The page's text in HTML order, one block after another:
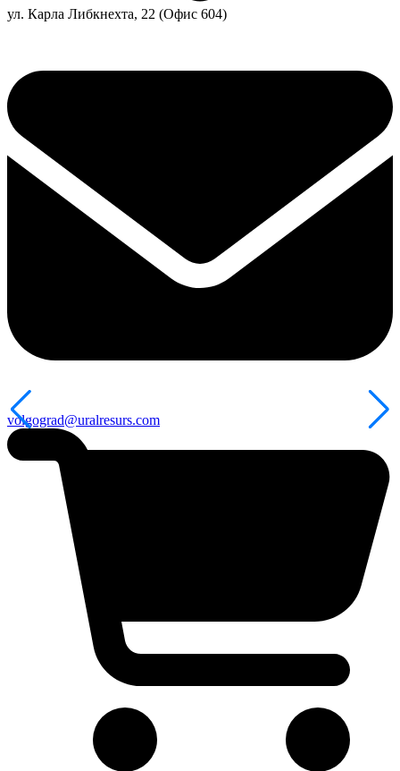
ул. Карла Либкнехта, 22 (Офис 604)
volgograd@uralresurs.com